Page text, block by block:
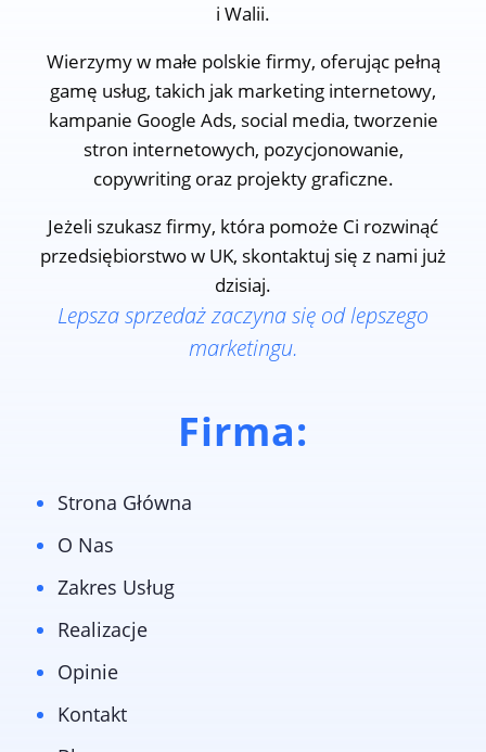
i Walii.
Wierzymy w małe polskie firmy, oferując pełną
gamę usług, takich jak marketing internetowy,
kampanie Google Ads, social media, tworzenie
stron internetowych, pozycjonowanie,
copywriting oraz projekty graficzne.
Jeżeli szukasz firmy, która pomoże Ci rozwinąć
przedsiębiorstwo w UK, skontaktuj się z nami już
dzisiaj.
Lepsza sprzedaż zaczyna się od lepszego
marketingu.
Firma:
Strona Główna
O Nas
Zakres Usług
Realizacje
Opinie
Kontakt